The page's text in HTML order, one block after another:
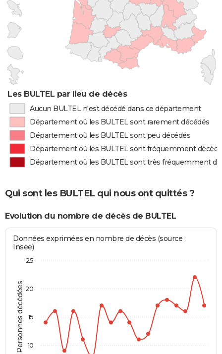
Les BULTEL par lieu de décès
Aucun BULTEL n'est décédé dans ce département
Département où les BULTEL sont rarement décédés
Département où les BULTEL sont peu décédés
Département où les BULTEL sont fréquemment
Département où les BULTEL sont très fréquemment
Qui sont les BULTEL qui nous ont quittés ?
Evolution du nombre de décès de BULTEL
Personnes décédées
Données exprimées en nombre de décès (source :
Insee)
10
15
20
25